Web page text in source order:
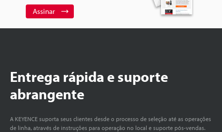
Assinar
Entrega rápida e suporte
abrangente
A KEYENCE suporta seus clientes desde o processo de seleção até as operações
de linha, através de instruções para operação no local e suporte pós-vendas.